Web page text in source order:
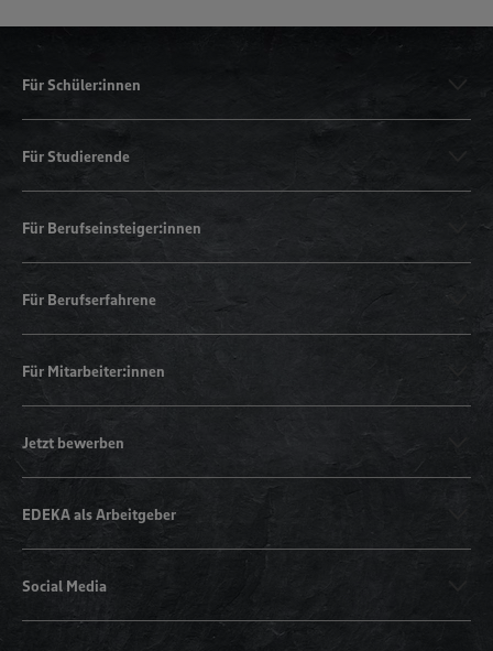
Für Schüler:innen
Für Studierende
Für Berufseinsteiger:innen
Für Berufserfahrene
Für Mitarbeiter:innen
Jetzt bewerben
EDEKA als Arbeitgeber
Social Media